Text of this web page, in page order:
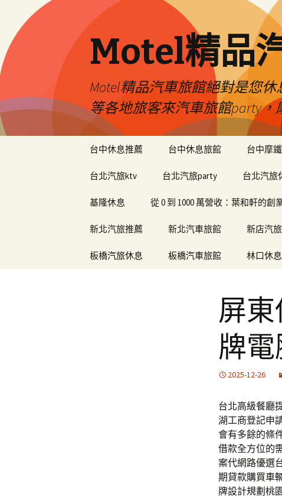
Motel精品
Motel精品汽車旅館絕對是您
等各地旅客來汽車旅館party
台中休息推薦 台中休息旅館 台中摩
台北汽旅ktv 台北汽旅party 台北汽旅
基隆休息 從 0 到 1000 萬營收：葉和軒的創
新北汽旅推薦 新北汽車旅館 新店汽
板橋汽旅休息 板橋汽車旅館 林口休息
屏
牌
2025-12-26
台北高級餐廳
湖工商登記申
會有多餘的條
借款全方位的
案代網路優選
期貸款購買車
牌設計規劃桃